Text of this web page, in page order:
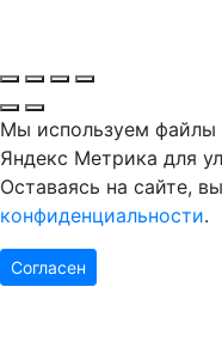
Мы используем файлы
Яндекс Метрика для
Оставаясь на сайте,
конфиденциальности.
Согласен